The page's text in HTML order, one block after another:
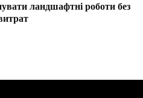
ландшафтні роботи без